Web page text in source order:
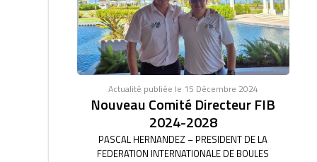
Actualité publiée le 15 Décembre 2024
Nouveau Comité Directeur FIB
2024-2028
PASCAL HERNANDEZ – PRESIDENT DE LA
FEDERATION INTERNATIONALE DE BOULES